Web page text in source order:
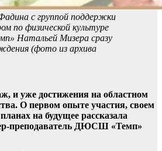
с группой поддержки
по физической культуре
Натальей Мизера сразу
(фото из архива
и уже достижения на областном
О первом опыте участия, своем
на будущее рассказала
преподаватель ДЮСШ «Темп»